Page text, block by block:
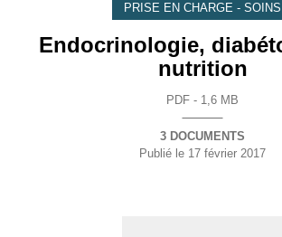
PRISE EN CHARGE - SOINS
Endocrinologie,
nutrition
PDF - 1,6 MB
3 DOCUMENTS
Publié le 17 février 2017